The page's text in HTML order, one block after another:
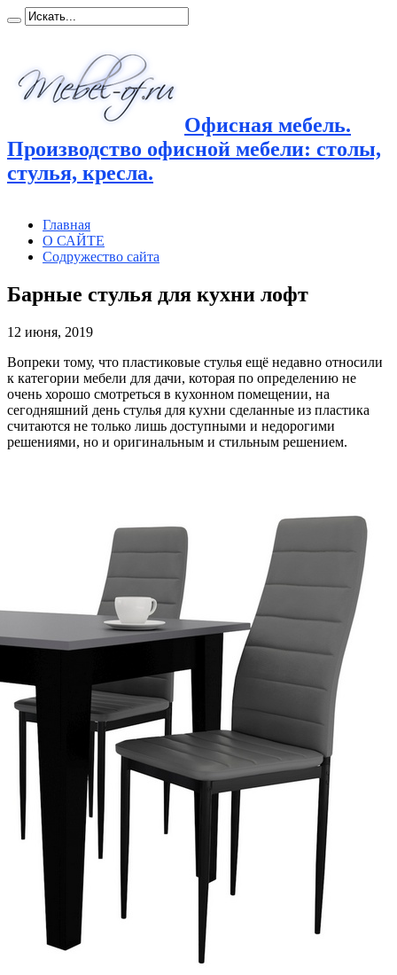
Офисная мебель.
Производство офисной мебели: столы,
стулья, кресла.
Главная
О САЙТЕ
Содружество сайта
Барные стулья для кухни лофт
12 июня, 2019
Вопреки тому, что пластиковые стулья ещё недавно относили
к категории мебели для дачи, которая по определению не
очень хорошо смотреться в кухонном помещении, на
сегодняшний день стулья для кухни сделанные из пластика
считаются не только лишь доступными и недорогими
решениями, но и оригинальным и стильным решением.